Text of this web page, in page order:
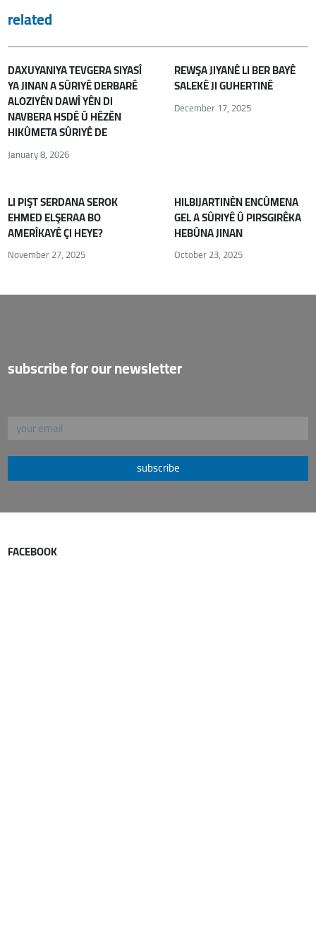
related
DAXUYANIYA TEVGERA SIYASÎ
YA JINAN A SÛRIYÊ DERBARÊ
ALOZIYÊN DAWÎ YÊN DI
NAVBERA HSDÊ Û HÊZÊN
HIKÛMETA SÛRIYÊ DE
January 8, 2026
REWŞA JIYANÊ LI BER BAYÊ
SALEKÊ JI GUHERTINÊ
December 17, 2025
LI PIŞT SERDANA SEROK
EHMED ELŞERAA BO
AMERÎKAYÊ ÇI HEYE?
November 27, 2025
HILBIJARTINÊN ENCÛMENA
GEL A SÛRIYÊ Û PIRSGIRÊKA
HEBÛNA JINAN
October 23, 2025
subscribe for our newsletter
subscribe
FACEBOOK